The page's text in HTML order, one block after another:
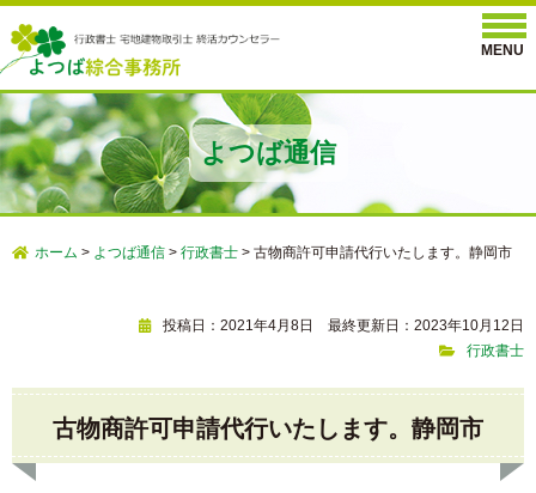
よつば通信
ホーム > よつば通信> 行政書士> 古物商許可申請代行いたします。静岡市
投稿日：2021年4月8日 最終更新日：2023年10月12日
行政書士
古物商許可申請代行いたします。静岡市